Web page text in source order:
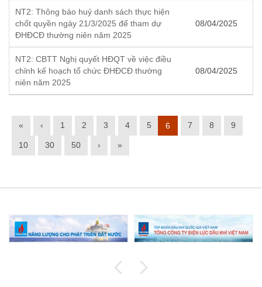
NT2: Thông báo huỷ danh sách thực hiện
chốt quyền ngày 21/3/2025 để tham dự
ĐHĐCĐ thường niên năm 2025
08/04/2025
NT2: CBTT Nghị quyết HĐQT về việc điều
chỉnh kế hoạch tổ chức ĐHĐCĐ thường
niên năm 2025
08/04/2025
« ‹ 1 2 3 4 5 6 7 8 9
10 30 50 › »